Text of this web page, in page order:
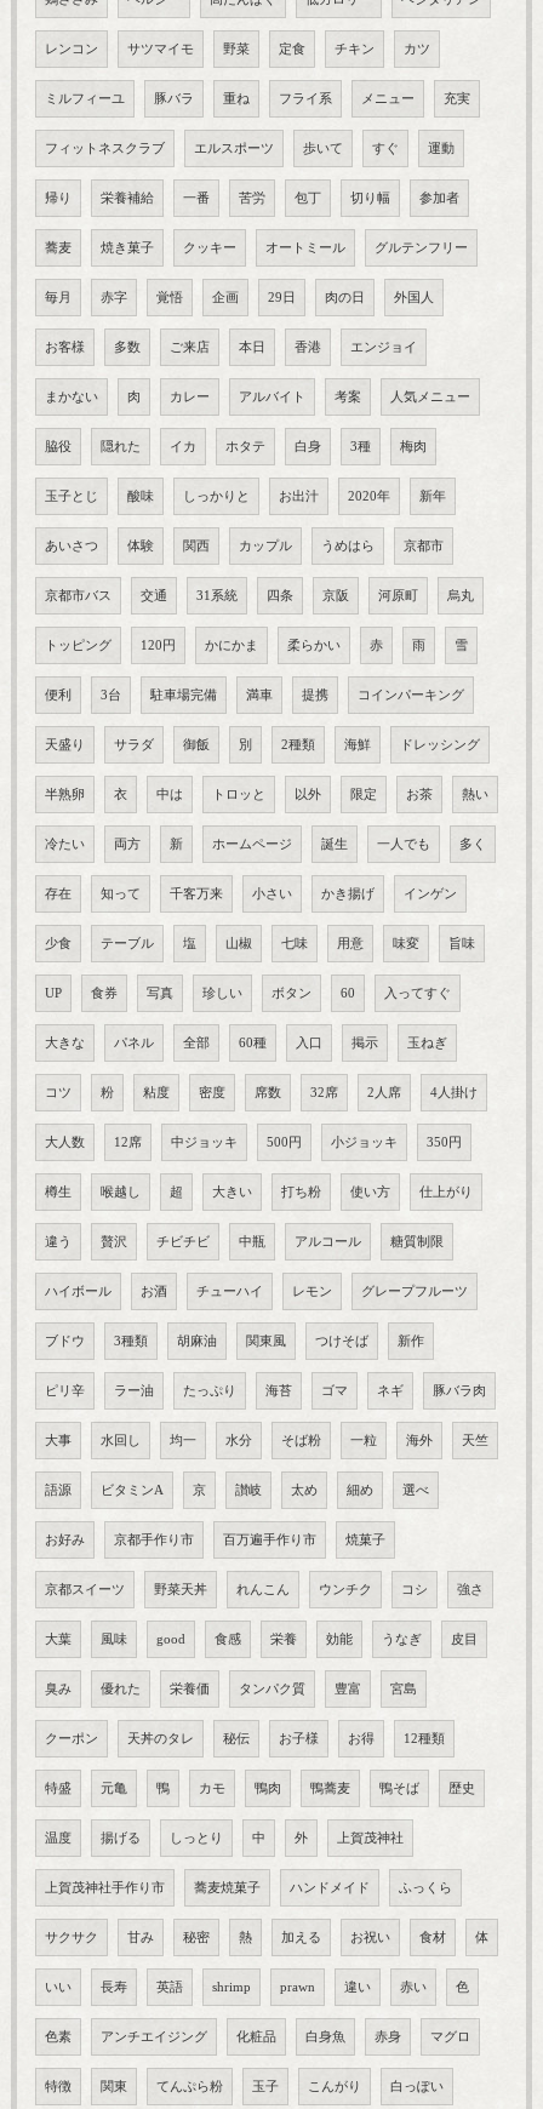
レンコン サツマイモ 野菜 定食 チキン カツ
ミルフィーユ 豚バラ 重ね フライ系 メニュー 充実
フィットネスクラブ エルスポーツ 歩いて すぐ 運動
帰り 栄養補給 一番 苦労 包丁 切り幅 参加者
蕎麦 焼き菓子 クッキー オートミール グルテンフリー
毎月 赤字 覚悟 企画 29日 肉の日 外国人
お客様 多数 ご来店 本日 香港 エンジョイ
まかない 肉 カレー アルバイト 考案 人気メニュー
脇役 隠れた イカ ホタテ 白身 3種 梅肉
玉子とじ 酸味 しっかりと お出汁 2020年 新年
あいさつ 体験 関西 カップル うめはら 京都市
京都市バス 交通 31系統 四条 京阪 河原町 烏丸
トッピング 120円 かにかま 柔らかい 赤 雨 雪
便利 3台 駐車場完備 満車 提携 コインパーキング
天盛り サラダ 御飯 別 2種類 海鮮 ドレッシング
半熟卵 衣 中は トロッと 以外 限定 お茶 熱い
冷たい 両方 新 ホームページ 誕生 一人でも 多く
存在 知って 千客万来 小さい かき揚げ インゲン
少食 テーブル 塩 山椒 七味 用意 味変 旨味
UP 食券 写真 珍しい ボタン 60 入ってすぐ
大きな パネル 全部 60種 入口 掲示 玉ねぎ
コツ 粉 粘度 密度 席数 32席 2人席 4人掛け
大人数 12席 中ジョッキ 500円 小ジョッキ 350円
樽生 喉越し 超 大きい 打ち粉 使い方 仕上がり
違う 贅沢 チビチビ 中瓶 アルコール 糖質制限
ハイボール お酒 チューハイ レモン グレープフルーツ
ブドウ 3種類 胡麻油 関東風 つけそば 新作
ピリ辛 ラー油 たっぷり 海苔 ゴマ ネギ 豚バラ肉
大事 水回し 均一 水分 そば粉 一粒 海外 天竺
語源 ビタミンA 京 讃岐 太め 細め 選べ
お好み 京都手作り市 百万遍手作り市 焼菓子
京都スイーツ 野菜天丼 れんこん ウンチク コシ 強さ
大葉 風味 good 食感 栄養 効能 うなぎ 皮目
臭み 優れた 栄養価 タンパク質 豊富 宮島
クーポン 天丼のタレ 秘伝 お子様 お得 12種類
特盛 元亀 鴨 カモ 鴨肉 鴨蕎麦 鴨そば 歴史
温度 揚げる しっとり 中 外 上賀茂神社
上賀茂神社手作り市 蕎麦焼菓子 ハンドメイド ふっくら
サクサク 甘み 秘密 熱 加える お祝い 食材 体
いい 長寿 英語 shrimp prawn 違い 赤い 色
色素 アンチエイジング 化粧品 白身魚 赤身 マグロ
特徴 関東 てんぷら粉 玉子 こんがり 白っぽい